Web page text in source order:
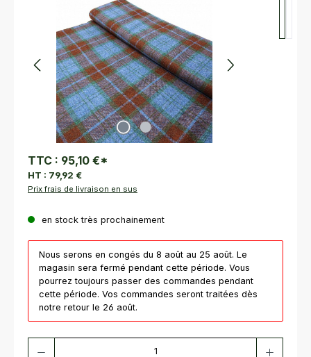
TTC : 95,10 €*
HT : 79,92 €
Prix frais de livraison en sus
en stock très prochainement
Nous serons en congés du 8 août au 25 août. Le
magasin sera fermé pendant cette période. Vous
pourrez toujours passer des commandes pendant
cette période. Vos commandes seront traitées dès
notre retour le 26 août.